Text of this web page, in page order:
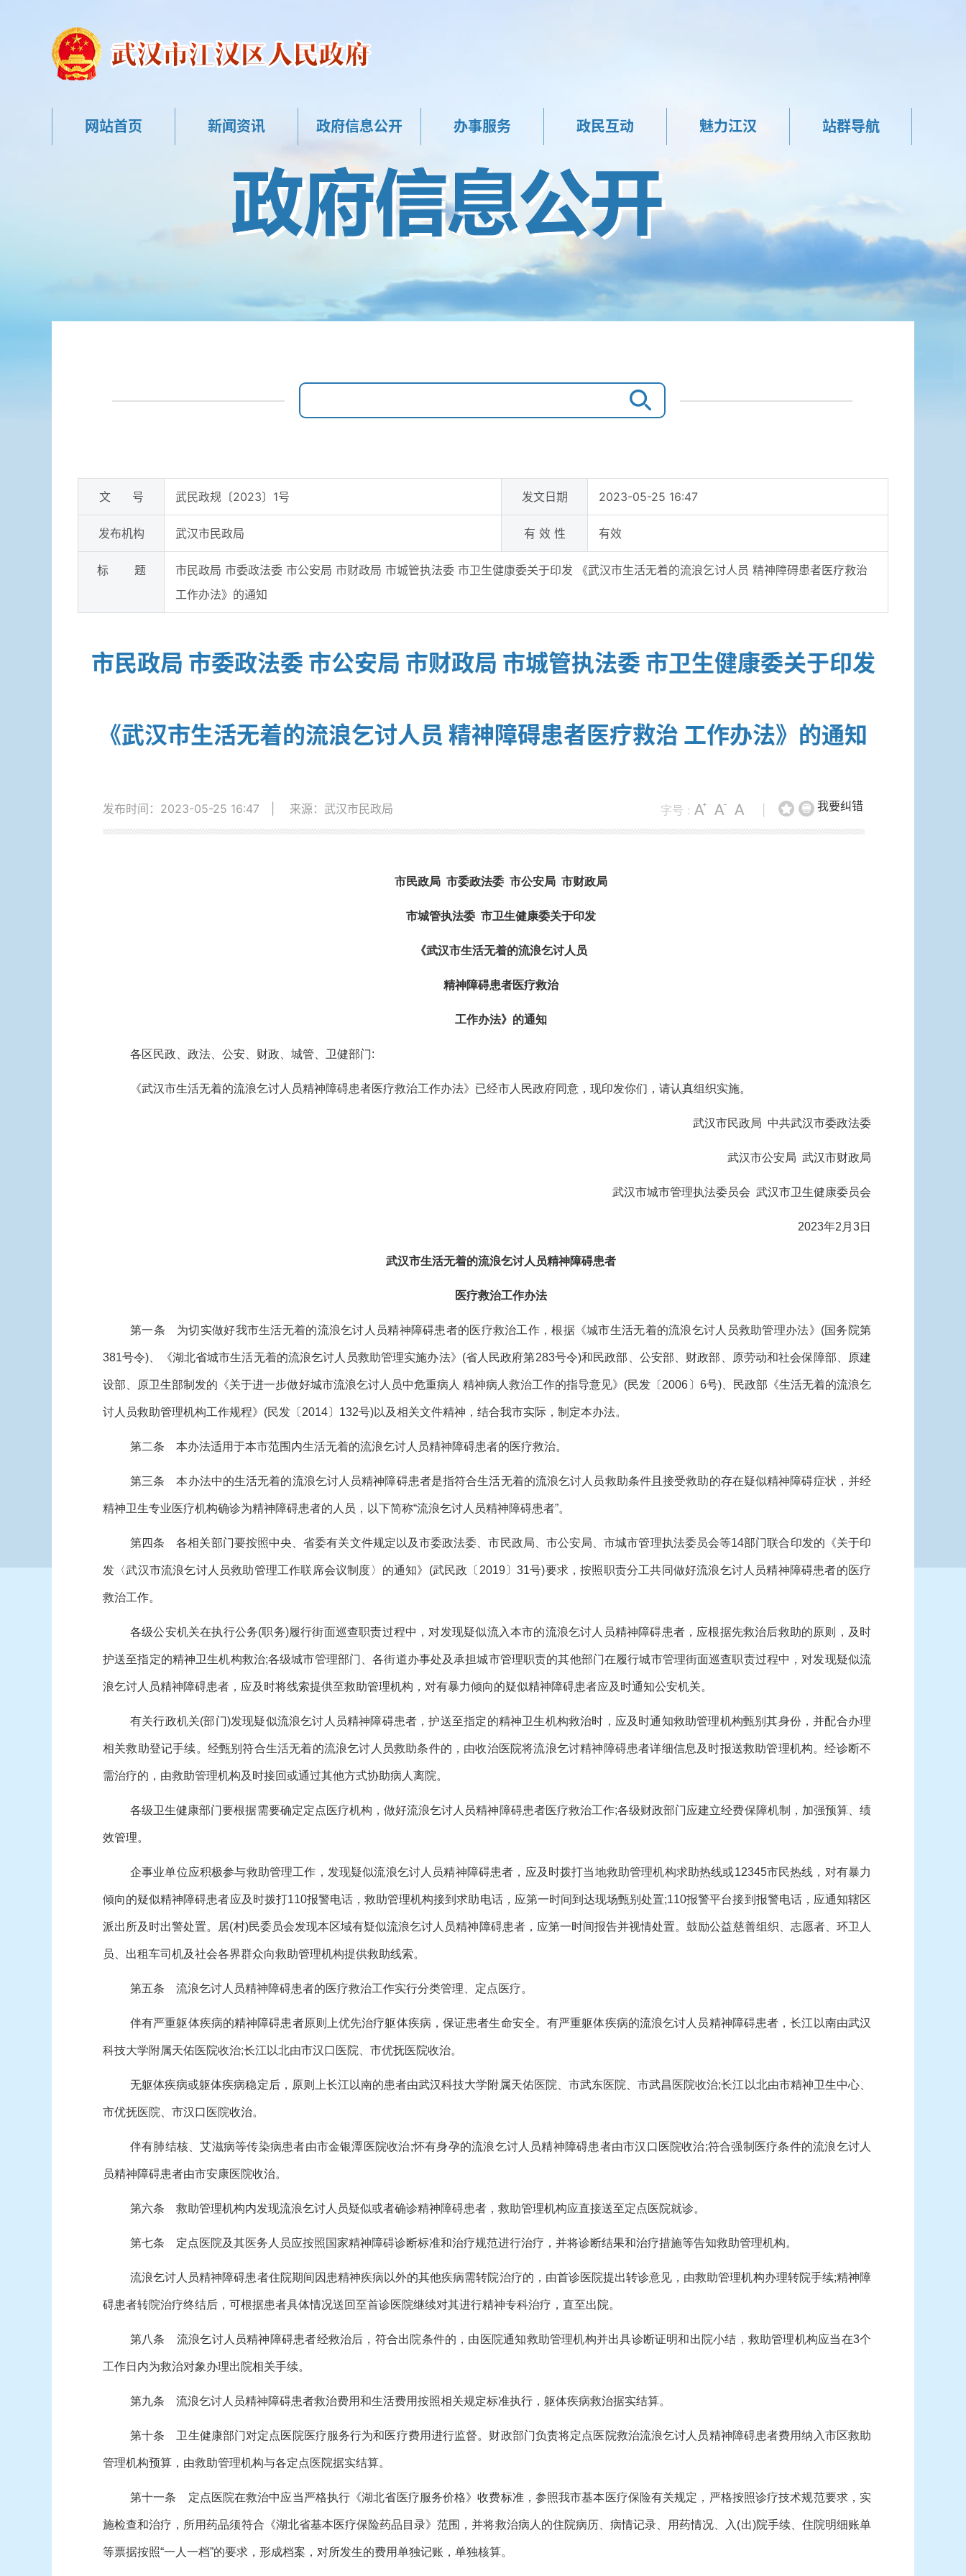
网站首页 新闻资讯 政府信息公开 办事服务 政民互动 魅力江汉 站群导航
文 号 武民政规〔2023〕1号 发文日期 2023-05-25 16:47
发布机构 武汉市民政局 有 效 性 有效
标 题
市民政局 市委政法委 市公安局 市财政局 市城管执法委 市卫生健康委关于印发 《武汉市生活无着的流浪乞讨人员 精神障碍患者医疗救治
工作办法》的通知
市民政局 市委政法委 市公安局 市财政局 市城管执法委 市卫生健康委关于印发
《武汉市生活无着的流浪乞讨人员 精神障碍患者医疗救治 工作办法》的通知
我要纠错
字号 :
发布时间：2023-05-25 16:47 来源：武汉市民政局
市民政局 市委政法委 市公安局 市财政局
市城管执法委 市卫生健康委关于印发
《武汉市生活无着的流浪乞讨人员
精神障碍患者医疗救治
工作办法》的通知
各区民政、政法、公安、财政、城管、卫健部门:
《武汉市生活无着的流浪乞讨人员精神障碍患者医疗救治工作办法》已经市人民政府同意，现印发你们，请认真组织实施。
武汉市民政局 中共武汉市委政法委
武汉市公安局 武汉市财政局
武汉市城市管理执法委员会 武汉市卫生健康委员会
2023年2月3日
武汉市生活无着的流浪乞讨人员精神障碍患者
医疗救治工作办法
第一条 为切实做好我市生活无着的流浪乞讨人员精神障碍患者的医疗救治工作，根据《城市生活无着的流浪乞讨人员救助管理办法》(国务院第
381号令)、《湖北省城市生活无着的流浪乞讨人员救助管理实施办法》(省人民政府第283号令)和民政部、公安部、财政部、原劳动和社会保障部、原建
设部、原卫生部制发的《关于进一步做好城市流浪乞讨人员中危重病人 精神病人救治工作的指导意见》(民发〔2006〕6号)、民政部《生活无着的流浪乞
讨人员救助管理机构工作规程》(民发〔2014〕132号)以及相关文件精神，结合我市实际，制定本办法。
第二条 本办法适用于本市范围内生活无着的流浪乞讨人员精神障碍患者的医疗救治。
第三条 本办法中的生活无着的流浪乞讨人员精神障碍患者是指符合生活无着的流浪乞讨人员救助条件且接受救助的存在疑似精神障碍症状，并经
精神卫生专业医疗机构确诊为精神障碍患者的人员，以下简称“流浪乞讨人员精神障碍患者”。
第四条 各相关部门要按照中央、省委有关文件规定以及市委政法委、市民政局、市公安局、市城市管理执法委员会等14部门联合印发的《关于印
发〈武汉市流浪乞讨人员救助管理工作联席会议制度〉的通知》(武民政〔2019〕31号)要求，按照职责分工共同做好流浪乞讨人员精神障碍患者的医疗
救治工作。
各级公安机关在执行公务(职务)履行街面巡查职责过程中，对发现疑似流入本市的流浪乞讨人员精神障碍患者，应根据先救治后救助的原则，及时
护送至指定的精神卫生机构救治;各级城市管理部门、各街道办事处及承担城市管理职责的其他部门在履行城市管理街面巡查职责过程中，对发现疑似流
浪乞讨人员精神障碍患者，应及时将线索提供至救助管理机构，对有暴力倾向的疑似精神障碍患者应及时通知公安机关。
有关行政机关(部门)发现疑似流浪乞讨人员精神障碍患者，护送至指定的精神卫生机构救治时，应及时通知救助管理机构甄别其身份，并配合办理
相关救助登记手续。经甄别符合生活无着的流浪乞讨人员救助条件的，由收治医院将流浪乞讨精神障碍患者详细信息及时报送救助管理机构。经诊断不
需治疗的，由救助管理机构及时接回或通过其他方式协助病人离院。
各级卫生健康部门要根据需要确定定点医疗机构，做好流浪乞讨人员精神障碍患者医疗救治工作;各级财政部门应建立经费保障机制，加强预算、绩
效管理。
企事业单位应积极参与救助管理工作，发现疑似流浪乞讨人员精神障碍患者，应及时拨打当地救助管理机构求助热线或12345市民热线，对有暴力
倾向的疑似精神障碍患者应及时拨打110报警电话，救助管理机构接到求助电话，应第一时间到达现场甄别处置;110报警平台接到报警电话，应通知辖区
派出所及时出警处置。居(村)民委员会发现本区域有疑似流浪乞讨人员精神障碍患者，应第一时间报告并视情处置。鼓励公益慈善组织、志愿者、环卫人
员、出租车司机及社会各界群众向救助管理机构提供救助线索。
第五条 流浪乞讨人员精神障碍患者的医疗救治工作实行分类管理、定点医疗。
伴有严重躯体疾病的精神障碍患者原则上优先治疗躯体疾病，保证患者生命安全。有严重躯体疾病的流浪乞讨人员精神障碍患者，长江以南由武汉
科技大学附属天佑医院收治;长江以北由市汉口医院、市优抚医院收治。
无躯体疾病或躯体疾病稳定后，原则上长江以南的患者由武汉科技大学附属天佑医院、市武东医院、市武昌医院收治;长江以北由市精神卫生中心、
市优抚医院、市汉口医院收治。
伴有肺结核、艾滋病等传染病患者由市金银潭医院收治;怀有身孕的流浪乞讨人员精神障碍患者由市汉口医院收治;符合强制医疗条件的流浪乞讨人
员精神障碍患者由市安康医院收治。
第六条 救助管理机构内发现流浪乞讨人员疑似或者确诊精神障碍患者，救助管理机构应直接送至定点医院就诊。
第七条 定点医院及其医务人员应按照国家精神障碍诊断标准和治疗规范进行治疗，并将诊断结果和治疗措施等告知救助管理机构。
流浪乞讨人员精神障碍患者住院期间因患精神疾病以外的其他疾病需转院治疗的，由首诊医院提出转诊意见，由救助管理机构办理转院手续;精神障
碍患者转院治疗终结后，可根据患者具体情况送回至首诊医院继续对其进行精神专科治疗，直至出院。
第八条 流浪乞讨人员精神障碍患者经救治后，符合出院条件的，由医院通知救助管理机构并出具诊断证明和出院小结，救助管理机构应当在3个
工作日内为救治对象办理出院相关手续。
第九条 流浪乞讨人员精神障碍患者救治费用和生活费用按照相关规定标准执行，躯体疾病救治据实结算。
第十条 卫生健康部门对定点医院医疗服务行为和医疗费用进行监督。财政部门负责将定点医院救治流浪乞讨人员精神障碍患者费用纳入市区救助
管理机构预算，由救助管理机构与各定点医院据实结算。
第十一条 定点医院在救治中应当严格执行《湖北省医疗服务价格》收费标准，参照我市基本医疗保险有关规定，严格按照诊疗技术规范要求，实
施检查和治疗，所用药品须符合《湖北省基本医疗保险药品目录》范围，并将救治病人的住院病历、病情记录、用药情况、入(出)院手续、住院明细账单
等票据按照“一人一档”的要求，形成档案，对所发生的费用单独记账，单独核算。